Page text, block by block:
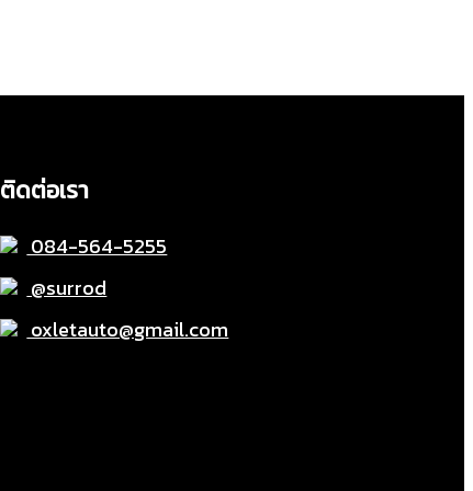
ติดต่อเรา
084-564-5255
@surrod
oxletauto@gmail.com